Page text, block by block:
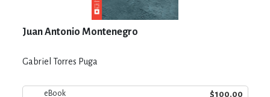
Juan Antonio Montenegro
Gabriel Torres Puga
eBook $100.00